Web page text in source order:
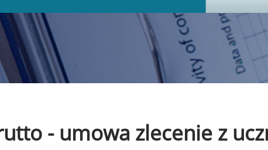
- umowa zlecenie z